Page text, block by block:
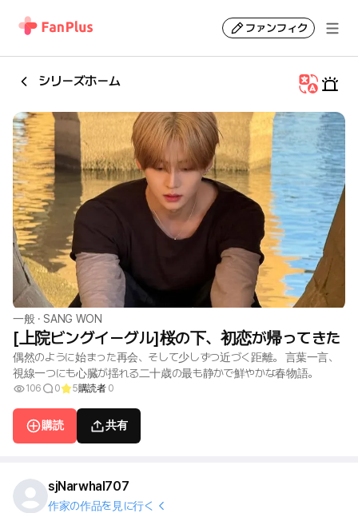
ファンフィク
シリーズホーム
一般· SANG WON
[上院ビングイーグル]桜の下、初恋が帰ってきた
偶然のように始まった再会、そして少しずつ近づく距離。 言葉一言、
視線一つにも心臓が揺れる二十歳の最も静かで鮮やかな春物語。
106 0 5購読者 0
購読 共有
sjNarwhal707
作家の作品を見に行く